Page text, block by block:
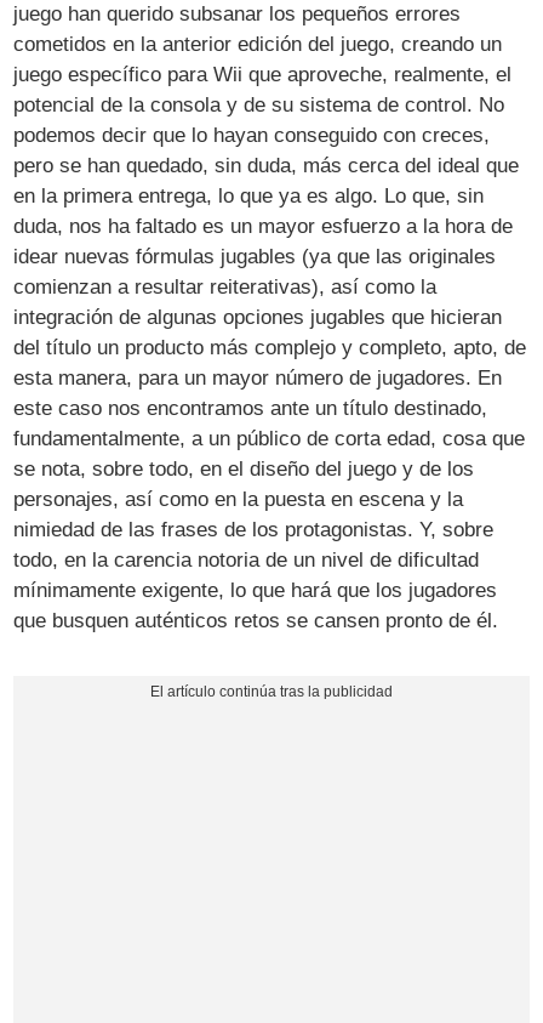
juego han querido subsanar los pequeños errores
cometidos en la anterior edición del juego, creando un
juego específico para Wii que aproveche, realmente, el
potencial de la consola y de su sistema de control. No
podemos decir que lo hayan conseguido con creces,
pero se han quedado, sin duda, más cerca del ideal que
en la primera entrega, lo que ya es algo. Lo que, sin
duda, nos ha faltado es un mayor esfuerzo a la hora de
idear nuevas fórmulas jugables (ya que las originales
comienzan a resultar reiterativas), así como la
integración de algunas opciones jugables que hicieran
del título un producto más complejo y completo, apto, de
esta manera, para un mayor número de jugadores. En
este caso nos encontramos ante un título destinado,
fundamentalmente, a un público de corta edad, cosa que
se nota, sobre todo, en el diseño del juego y de los
personajes, así como en la puesta en escena y la
nimiedad de las frases de los protagonistas. Y, sobre
todo, en la carencia notoria de un nivel de dificultad
mínimamente exigente, lo que hará que los jugadores
que busquen auténticos retos se cansen pronto de él.